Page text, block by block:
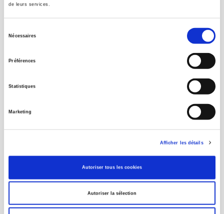
de leurs services.
Nécessaires
Préférences
Statistiques
Marketing
Afficher les détails
Autoriser tous les cookies
Autoriser la sélection
SCIENCES PO UNIVERSITY PRESS has a threefold role: to publish
help public and political debate.
CONTACTS
FOREIGN RIGHTS
MY ACCOUNT
Future Releases